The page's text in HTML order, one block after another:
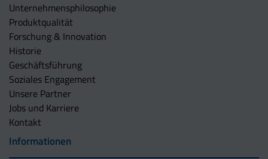
Unternehmens­philosophie
Produktqualität
Forschung & Innovation
Historie
Geschäftsführung
Soziales Engagement
Unsere Partner
Jobs und Karriere
Kontakt
Informationen